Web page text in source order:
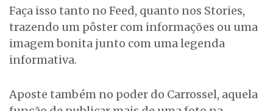
Faça isso tanto no Feed, quanto nos Stories,
trazendo um pôster com informações ou uma
imagem bonita junto com uma legenda
informativa.
Aposte também no poder do Carrossel, aquela